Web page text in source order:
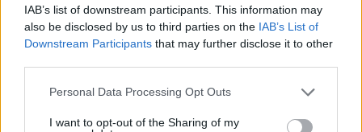
IAB’s list of downstream participants. This information may
also be disclosed by us to third parties on the IAB’s List of
Downstream Participants that may further disclose it to other
Please note that this website/app uses one or more Google
not limited to your visit or usage behaviour. You may click to
Personal Data Processing Opt Outs
I want to opt-out of the Sharing of my
Άχρηστοι
ακριβώς συνέβη επειδή είναι Ουκρανικό....απλά